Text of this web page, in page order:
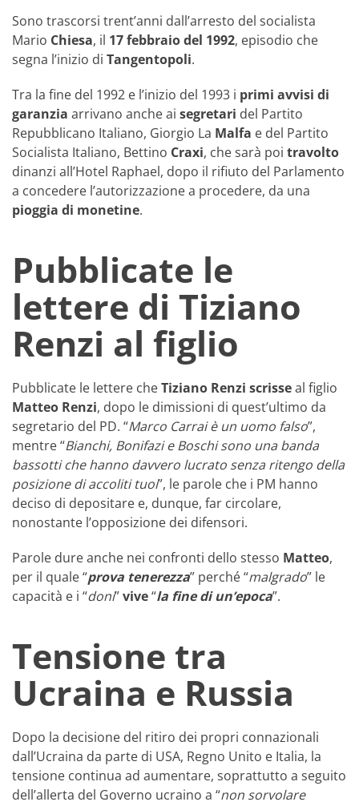
Sono trascorsi trent’anni dall’arresto del socialista
Mario Chiesa, il 17 febbraio del 1992, episodio che
segna l’inizio di Tangentopoli.
Tra la fine del 1992 e l’inizio del 1993 i primi avvisi di
garanzia arrivano anche ai segretari del Partito
Repubblicano Italiano, Giorgio La Malfa e del Partito
Socialista Italiano, Bettino Craxi, che sarà poi travolto
dinanzi all’Hotel Raphael, dopo il rifiuto del Parlamento
a concedere l’autorizzazione a procedere, da una
pioggia di monetine.
Pubblicate le
lettere di Tiziano
Renzi al figlio
Pubblicate le lettere cheTiziano Renzi scrisseal figlio
Matteo Renzi, dopo le dimissioni di quest’ultimo da
segretario del PD. “Marco Carrai è un uomo falso”,
mentre “Bianchi, Bonifazi e Boschi sono una banda
bassotti che hanno davvero lucrato senza ritengo della
posizione di accoliti tuoi”, le parole che i PM hanno
deciso di depositare e, dunque, far circolare,
nonostante l’opposizione dei difensori.
Parole dure anche nei confronti dello stesso Matteo,
per il quale “prova tenerezza” perché “malgrado” le
capacità e i “doni”vive“la fine di un’epoca”.
Tensione tra
Ucraina e Russia
Dopo la decisione del ritiro dei propri connazionali
dall’Ucraina da parte di USA, Regno Unito e Italia, la
tensione continua ad aumentare, soprattutto a seguito
dell’allerta del Governo ucraino a “non sorvolare